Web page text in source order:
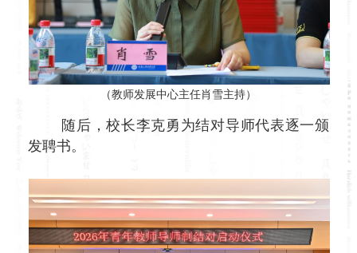
（教师发展中心主任肖雪主持）
随后，校长李克勇为结对导师代表逐一颁
发聘书。